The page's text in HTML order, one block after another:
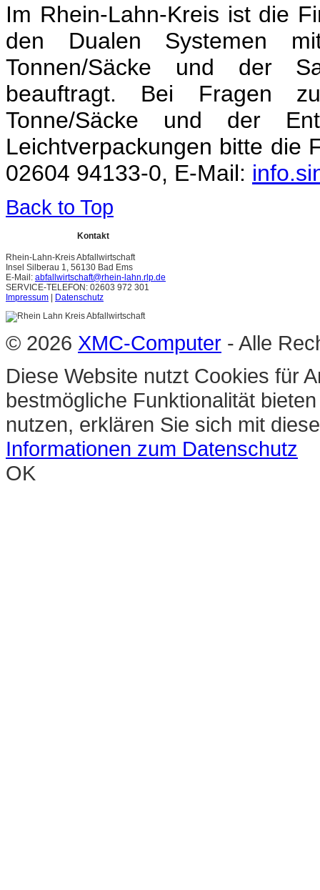
Im Rhein-Lahn-Kreis ist die
den Dualen Systemen
Tonnen/Säcke und der
beauftragt. Bei Fragen
Tonne/Säcke und der
Leichtverpackungen bitte die
02604 94133-0, E-Mail:
Back to Top
Kontakt
Rhein-Lahn-Kreis Abfallwirtschaft
Insel Silberau 1, 56130 Bad Ems
E-Mail: abfallwirtschaft@rhein-lahn.rlp.de
SERVICE-TELEFON: 02603 972 301
Impressum | Datenschutz
© 2026 XMC-Computer - Alle
Diese Website nutzt Cookies für
bestmögliche Funktionalität
nutzen, erklären Sie sich mit
Informationen zum Datenschutz
OK